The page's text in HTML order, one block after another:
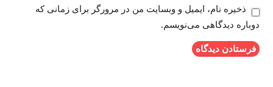
ذخیره نام، ایمیل و وبسایت من در مرورگر برای زمانی که
دوباره دیدگاهی می‌نویسم.